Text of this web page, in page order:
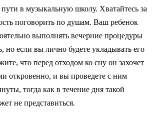
в музыкальную школу. Хватайтесь за
поговорить по душам. Ваш ребенок
выполнять вечерние процедуры
но если вы лично будете укладывать его
что перед отходом ко сну он захочет
откровенно, и вы проведете с ним
тогда как в течение дня такой
не представиться.